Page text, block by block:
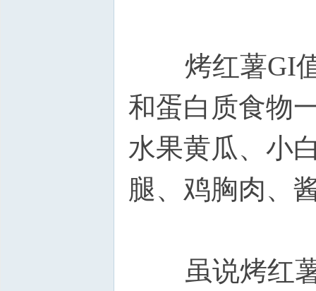
烤红薯GI值
和蛋白质食物
水果黄瓜、小
腿、鸡胸肉、
虽说烤红薯